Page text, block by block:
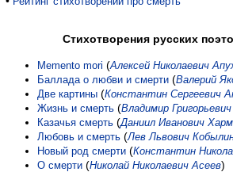
Случайное стихотворение
Случайная цитата
Рейтинг русских поэтов
Рейтинг стихотворений
Стихотворения русских
Memento mori (Алексей Николаевич
Баллада о любви и смерти (Валерий
Две картины (Константин Сергеевич
Жизнь и смерть (Владимир
Казачья смерть (Даниил Иванович
Любовь и смерть (Лев Львович
Новый род смерти (Константин
О смерти (Николай Николаевич Асеев)